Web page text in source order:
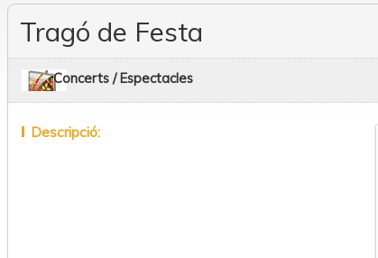
Tragó de Festa
Concerts / Espectacles
Descripció: